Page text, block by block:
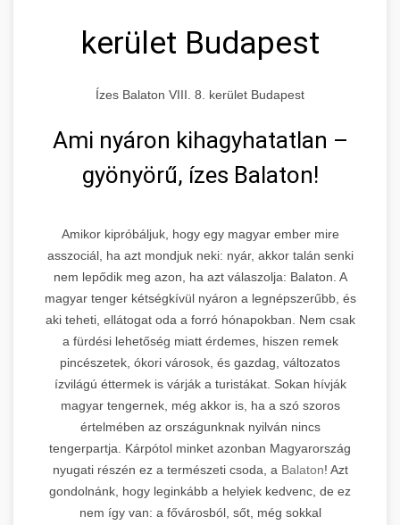
kerület Budapest
Ízes Balaton VIII. 8. kerület Budapest
Ami nyáron kihagyhatatlan –
gyönyörű, ízes Balaton!
Amikor kipróbáljuk, hogy egy magyar ember mire
asszociál, ha azt mondjuk neki: nyár, akkor talán senki
nem lepődik meg azon, ha azt válaszolja: Balaton. A
magyar tenger kétségkívül nyáron a legnépszerűbb, és
aki teheti, ellátogat oda a forró hónapokban. Nem csak
a fürdési lehetőség miatt érdemes, hiszen remek
pincészetek, ókori városok, és gazdag, változatos
ízvilágú éttermek is várják a turistákat. Sokan hívják
magyar tengernek, még akkor is, ha a szó szoros
értelmében az országunknak nyilván nincs
tengerpartja. Kárpótol minket azonban Magyarország
nyugati részén ez a természeti csoda, a Balaton! Azt
gondolnánk, hogy leginkább a helyiek kedvenc, de ez
nem így van: a fővárosból, sőt, még sokkal